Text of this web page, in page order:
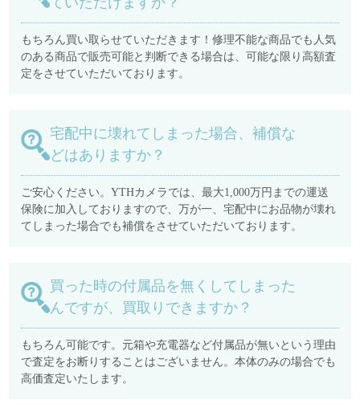
もちろん買い取らせていただきます！修理不能な商品でも人気
のある商品で販売可能と判断できる場合は、可能な限り高額査
定をさせていただいております。
宅配中に壊れてしまった場合、補償な
どはありますか？
ご安心ください。YTHカメラでは、最大1,000万円までの運送
保険に加入しておりますので、万が一、宅配中にお品物が壊れ
てしまった場合でも補償をさせていただいております。
買った時の付属品を無くしてしまった
んですが、買取りできますか？
もちろん可能です。元箱や充電器など付属品が無いという理由
で査定をお断りすることはございません。本体のみの場合でも
高価査定いたします。